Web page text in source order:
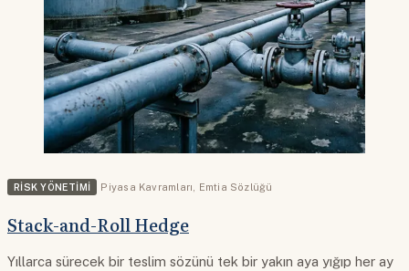
RISK YÖNETIMI Piyasa Kavramları Emtia Sözlüğü
Stack-and-Roll Hedge
Yıllarca sürecek bir teslim sözünü tek bir yakın aya yığıp her ay